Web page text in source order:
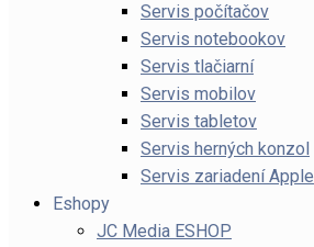
Servis počítačov
Servis notebookov
Servis tlačiarní
Servis mobilov
Servis tabletov
Servis herných konzol
Servis zariadení Apple
Eshopy
JC Media ESHOP